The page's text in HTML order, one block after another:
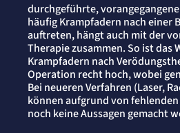
durchgeführte,
häufig Krampfadern nach einer
auftreten, hängt auch mit der
Therapie zusammen. So ist das
Krampfadern nach
Operation recht hoch, wobei
Bei neueren Verfahren (Laser,
können aufgrund von
noch keine Aussagen gemacht
Erkennung, ob bei dem Besucher die Scrolltiefe gemessen
Cookie Laufzeit:
24 Std.
STELLENANGEBOTE
SmartRecruiters
Name:
OptanonConsent, datadome, __cf_bm u.A.